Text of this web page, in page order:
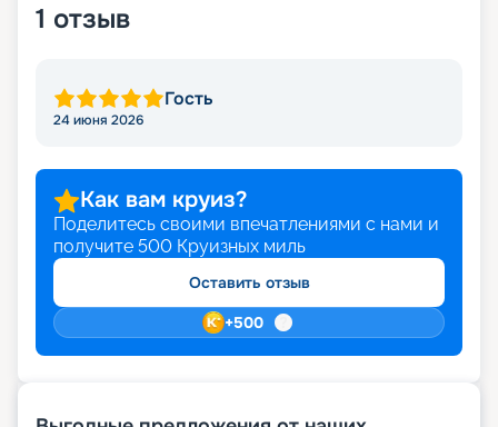
1 отзыв
Гость
24 июня 2026
Как вам круиз?
Поделитесь своими впечатлениями с нами и
получите 500 Круизных миль
Оставить отзыв
+500